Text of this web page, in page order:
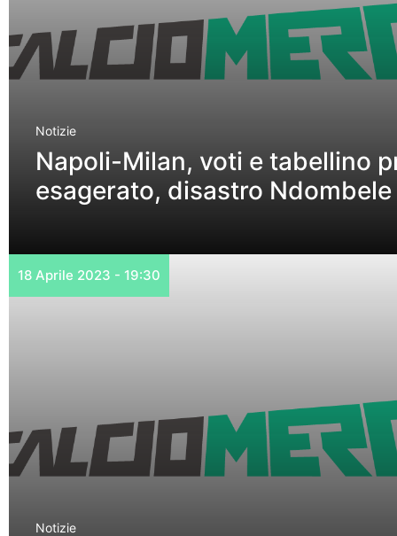
Notizie
Napoli-Milan, voti e tabellino
esagerato, disastro Ndombele
18 Aprile 2023 - 19:30
Notizie